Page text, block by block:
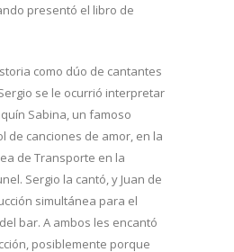
presentó el libro de
como dúo de cantantes
se le ocurrió interpretar
Sabina, un famoso
de canciones de amor, en la
de Transporte en la
Sergio la cantó, y Juan de
simultánea para el
bar. A ambos les encantó
posiblemente porque